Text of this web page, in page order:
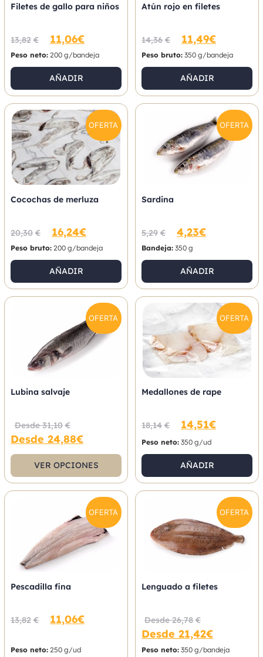
Filetes de gallo para niños
13,82 € 11,06€
Peso neto: 200 g/bandeja
AÑADIR
Atún rojo en filetes
14,36 € 11,49€
Peso bruto: 350 g/bandeja
AÑADIR
OFERTA
Cocochas de merluza
20,30 € 16,24€
Peso bruto: 200 g/bandeja
AÑADIR
OFERTA
Sardina
5,29 € 4,23€
Bandeja: 350 g
AÑADIR
OFERTA
Lubina salvaje
Desde 31,10 €
Desde 24,88€
VER OPCIONES
OFERTA
Medallones de rape
18,14 € 14,51€
Peso neto: 350 g/ud
AÑADIR
OFERTA
Pescadilla fina
13,82 € 11,06€
Peso neto: 250 g/ud
OFERTA
Lenguado a filetes
Desde 26,78 €
Desde 21,42€
Peso neto: 350 g/bandeja